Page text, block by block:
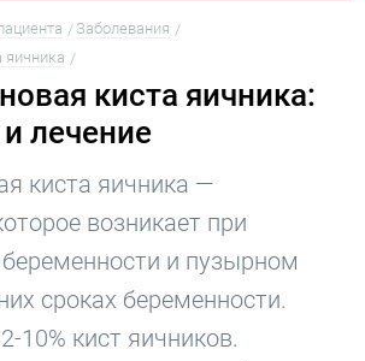
Заболевания
яичника
киста яичника:
лечение
киста яичника —
возникает при
и пузырном
сроках беременности.
10% кист яичников.